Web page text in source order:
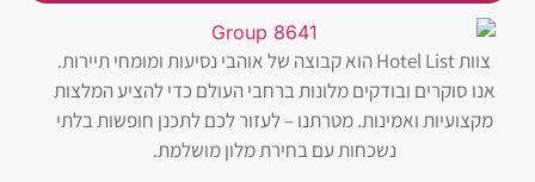
צוות Hotel List הוא קבוצה של אוהבי נסיעות ומומחי תיירות.
אנו סוקרים ובודקים מלונות ברחבי העולם כדי להציע המלצות
מקצועיות ואמינות. מטרתנו – לעזור לכם לתכנן חופשות בלתי
נשכחות עם בחירת מלון מושלמת.